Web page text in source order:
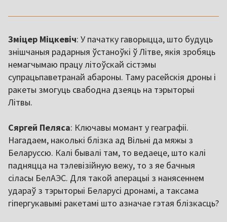
Зміцер Міцкевіч: У пачатку гаворыцца, што будуць
знішчаныя радарныя ўстаноўкі ў Літве, якія зробяць
немагчымаю працу літоўскай сістэмы
супрацьпаветранай абароны. Таму расейскія дроны і
ракеты змогуць свабодна дзеяць на тэрыторыі
Літвы.
Сяргей Пеляса: Ключавы момант у геаграфіі.
Нагадаем, наколькі блізка ад Вільні да мяжы з
Беларуссю. Калі бывалі там, то ведаеце, што калі
падняцца на тэлевізійную вежу, то з яе бачныя
сіласы БелАЭС. Для такой аперацыі з нанясеннем
удараў з тэрыторыі Беларусі дронамі, а таксама
гіпергукавымі ракетамі што азначае гэтая блізкасць?